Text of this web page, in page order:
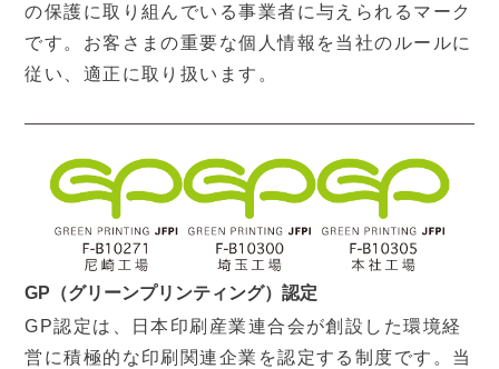
の保護に取り組んでいる事業者に与えられるマーク
です。お客さまの重要な個人情報を当社のルールに
従い、適正に取り扱います。
GP（グリーンプリンティング）認定
GP認定は、日本印刷産業連合会が創設した環境経
営に積極的な印刷関連企業を認定する制度です。当